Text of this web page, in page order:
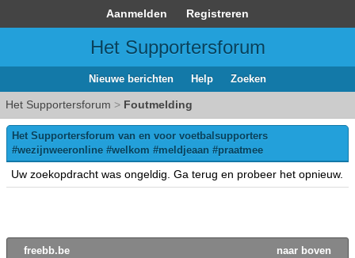
Aanmelden Registreren
Het Supportersforum
Nieuwe berichten Help Zoeken
Het Supportersforum > Foutmelding
Het Supportersforum van en voor voetbalsupporters
#wezijnweeronline #welkom #meldjeaan #praatmee
Uw zoekopdracht was ongeldig. Ga terug en probeer het opnieuw.
naar boven
freebb.be